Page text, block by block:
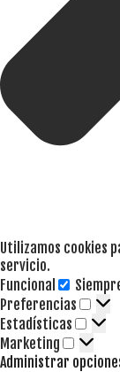
Utilizamos cookies
servicio.
Funcional
Preferencias
Estadísticas
Marketing
Administrar